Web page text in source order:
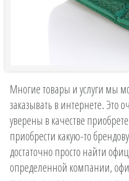
Многие товары и услуги мы
заказывать в интернете. Это
уверены в качестве
приобрести какую-то
достаточно просто найти
определенной компании,